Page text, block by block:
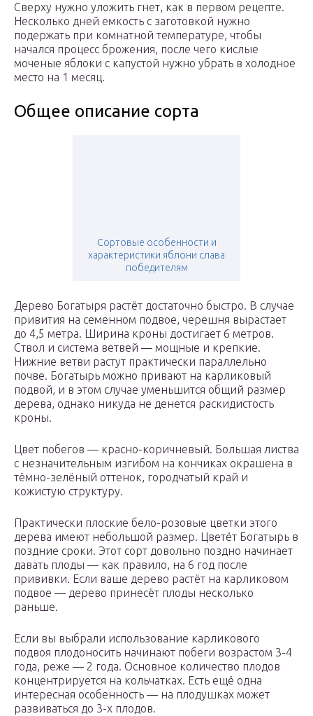
Сверху нужно уложить гнет, как в первом рецепте.
Несколько дней емкость с заготовкой нужно
подержать при комнатной температуре, чтобы
начался процесс брожения, после чего кислые
моченые яблоки с капустой нужно убрать в холодное
место на 1 месяц.
Общее описание сорта
Сортовые особенности и
характеристики яблони слава
победителям
Дерево Богатыря растёт достаточно быстро. В случае
привития на семенном подвое, черешня вырастает
до 4,5 метра. Ширина кроны достигает 6 метров.
Ствол и система ветвей — мощные и крепкие.
Нижние ветви растут практически параллельно
почве. Богатырь можно привают на карликовый
подвой, и в этом случае уменьшится общий размер
дерева, однако никуда не денется раскидистость
кроны.
Цвет побегов — красно-коричневый. Большая листва
с незначительным изгибом на кончиках окрашена в
тёмно-зелёный оттенок, городчатый край и
кожистую структуру.
Практически плоские бело-розовые цветки этого
дерева имеют небольшой размер. Цветёт Богатырь в
поздние сроки. Этот сорт довольно поздно начинает
давать плоды — как правило, на 6 год после
прививки. Если ваше дерево растёт на карликовом
подвое — дерево принесёт плоды несколько
раньше.
Если вы выбрали использование карликового
подвоя плодоносить начинают побеги возрастом 3-4
года, реже — 2 года. Основное количество плодов
концентрируется на кольчатках. Есть ещё одна
интересная особенность — на плодушках может
развиваться до 3-х плодов.